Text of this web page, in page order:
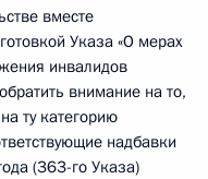
вместе
Указа «О мерах
инвалидов
внимание на то,
ту категорию
надбавки
(363-го Указа)